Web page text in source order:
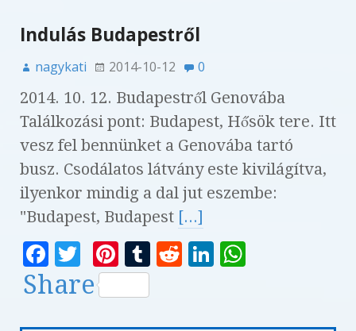
o
o
k
t
Indulás Budapestről
nagykati 2014-10-12 0
2014. 10. 12. Budapestről Genovába
Találkozási pont: Budapest, Hősök tere. Itt
vesz fel bennünket a Genovába tartó
busz. Csodálatos látvány este kivilágítva,
ilyenkor mindig a dal jut eszembe:
"Budapest, Budapest [...]
F
a
T
w
Pi
n
te
T
R
Li
Share